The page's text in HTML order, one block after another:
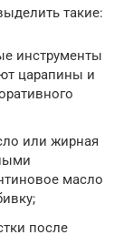
такие:
инструменты
царапины и
или жирная
масло
после